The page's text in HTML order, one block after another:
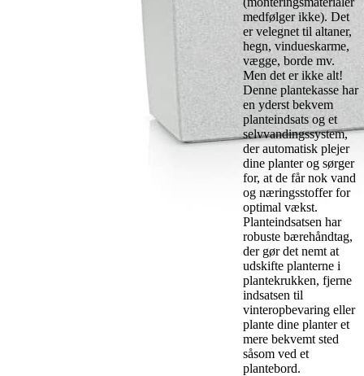
medfølger ikke). Det
er velegnet til altaner,
hegn, vindueskarme,
vægge, borde mv.
Men det er ikke alt!
Denne plantekasse har
en yderst bekvem
planteindsats og et
selvvandingssystem,
der automatisk plejer
dine planter og sørger
for, at de får nok vand
og næringsstoffer for
optimal vækst.
Planteindsatsen har
robuste bærehåndtag,
der gør det nemt at
udskifte planterne i
plantekrukken, fjerne
indsatsen til
vinteropbevaring eller
plante dine planter et
mere bekvemt sted
såsom ved et
plantebord.